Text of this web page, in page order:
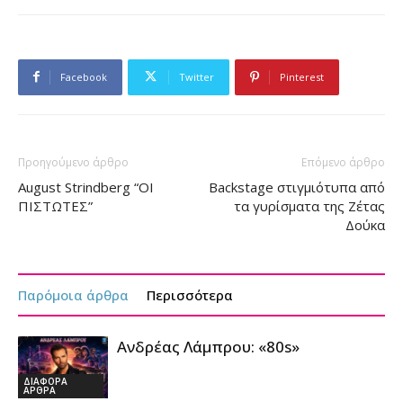
Facebook Twitter Pinterest
Προηγούμενο άρθρο
August Strindberg “ΟΙ
ΠΙΣΤΩΤΕΣ”
Επόμενο άρθρο
Backstage στιγμιότυπα από
τα γυρίσματα της Ζέτας
Δούκα
Παρόμοια άρθρα Περισσότερα
ΔΙΑΦΟΡΑ
ΑΡΘΡΑ
Ανδρέας Λάμπρου: «80s»